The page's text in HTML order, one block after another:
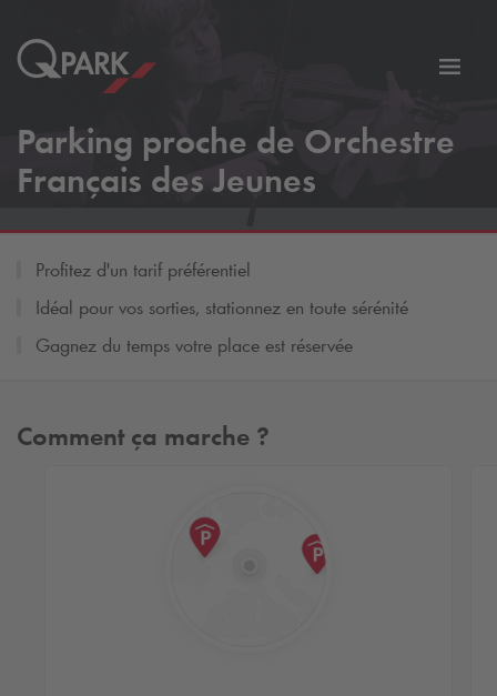
la
Parking proche de Orchestre
Français des Jeunes
Profitez d'un tarif préférentiel
Idéal pour vos sorties, stationnez en toute sérénité
Gagnez du temps votre place est réservée
Comment ça marche ?